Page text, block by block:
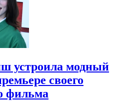
устроила модный
своего
фильма